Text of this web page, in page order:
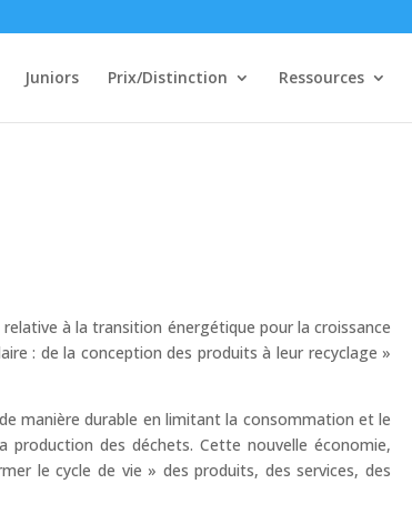
Juniors Prix/Distinction Ressources
à la transition énergétique pour la croissance
: de la conception des produits à leur recyclage »
manière durable en limitant la consommation et le
production des déchets. Cette nouvelle économie,
le cycle de vie » des produits, des services, des